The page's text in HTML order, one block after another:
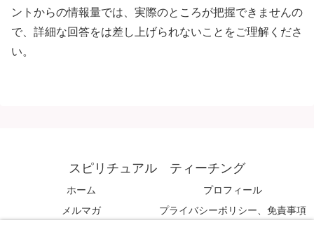
ントからの情報量では、実際のところが把握できませんの
で、詳細な回答をは差し上げられないことをご理解くださ
い。
スピリチュアル ティーチング
ホーム
プロフィール
メルマガ
プライバシーポリシー、免責事項